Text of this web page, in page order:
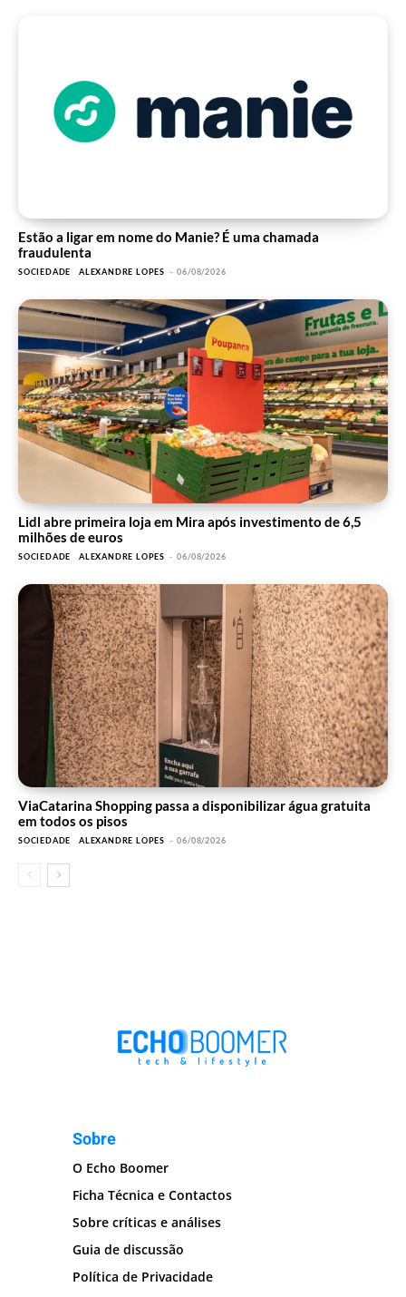
Estão a ligar em nome do Manie? É uma chamada
fraudulenta
SOCIEDADE ALEXANDRE LOPES - 06/08/2026
Lidl abre primeira loja em Mira após investimento de 6,5
milhões de euros
SOCIEDADE ALEXANDRE LOPES - 06/08/2026
ViaCatarina Shopping passa a disponibilizar água gratuita
em todos os pisos
SOCIEDADE ALEXANDRE LOPES - 06/08/2026
Sobre
O Echo Boomer
Ficha Técnica e Contactos
Sobre críticas e análises
Guia de discussão
Política de Privacidade